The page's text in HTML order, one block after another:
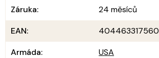
Záruka:
24 měsíců
EAN:
Armáda:
USA